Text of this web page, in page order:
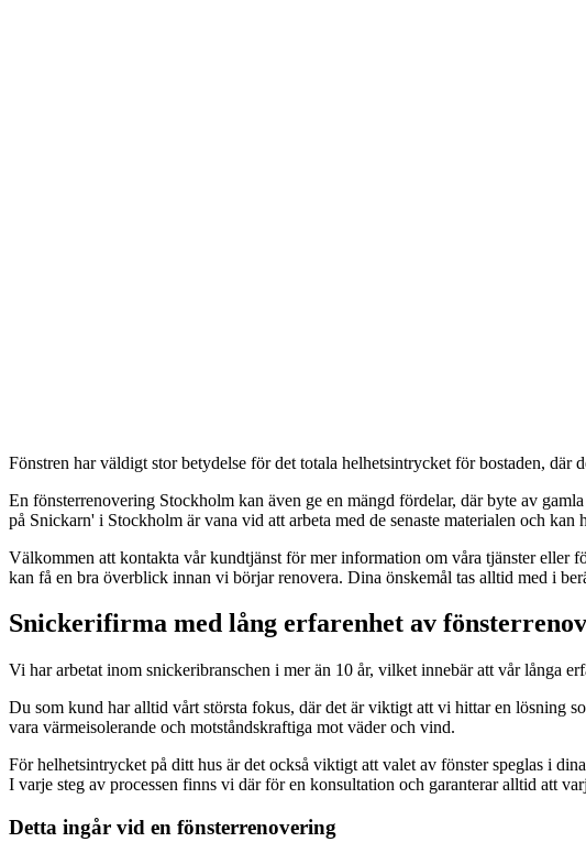
Fönstren har väldigt stor betydelse för det totala helhetsintrycket för bostaden, där
En fönsterrenovering Stockholm kan även ge en mängd fördelar, där byte av
på Snickarn' i Stockholm är vana vid att arbeta med de senaste materialen och
Välkommen att kontakta vår kundtjänst för mer information om våra tjänster eller
kan få en bra överblick innan vi börjar renovera. Dina önskemål tas alltid med i
Snickerifirma med lång erfarenhet av
Vi har arbetat inom snickeribranschen i mer än 10 år, vilket innebär att vår långa
Du som kund har alltid vårt största fokus, där det är viktigt att vi hittar en lösning
vara värmeisolerande och motståndskraftiga mot väder och vind.
För helhetsintrycket på ditt hus är det också viktigt att valet av fönster speglas i
I varje steg av processen finns vi där för en konsultation och garanterar alltid att
Detta ingår vid en fönsterrenovering